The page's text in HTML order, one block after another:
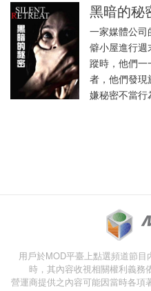
黑暗的秘
一家媒體公司
僻小屋進行週
蹤時，他們
者，他們發
嫌秘密不當行
用戶於MOD平臺上點選頻道節
時，其內容收視相關權利義務
營運商提供之內容可能因當時各項